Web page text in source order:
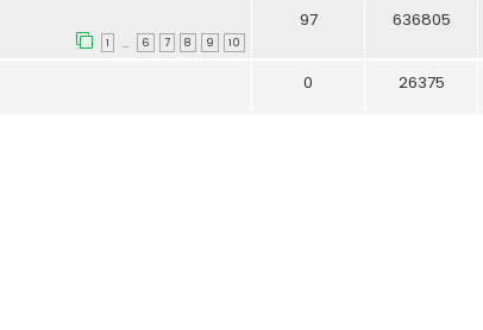
1 … 6 7 8 9 10
97 636805
0 26375